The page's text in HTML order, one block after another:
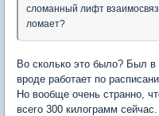
сломанный лифт
ломает?
Во сколько это было? Был
вроде работает по
Но вообще очень странно,
всего 300 килограмм сейчас.